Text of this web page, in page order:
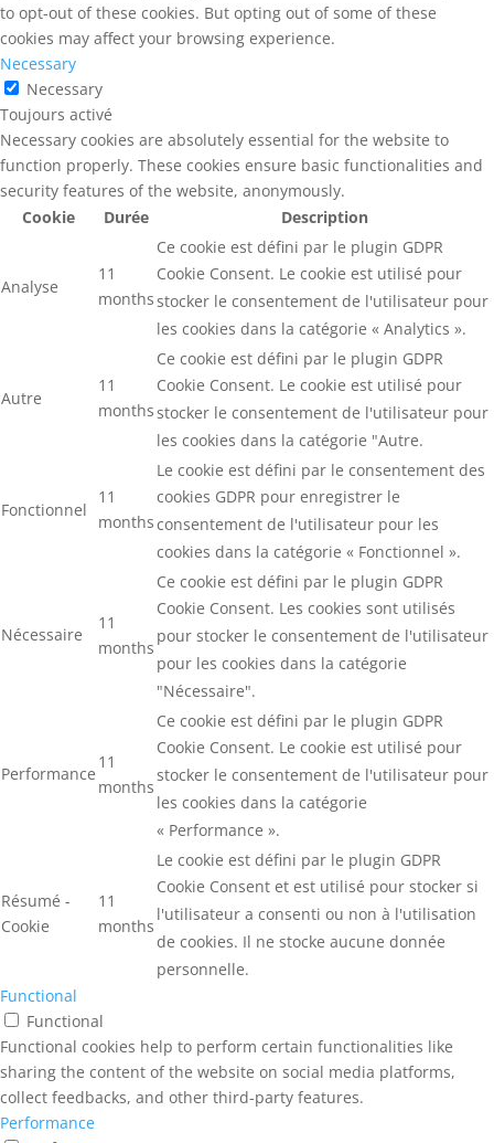
to opt-out of these cookies. But opting out of some of these
cookies may affect your browsing experience.
Necessary
Necessary
Toujours activé
Necessary cookies are absolutely essential for the website to
function properly. These cookies ensure basic functionalities and
security features of the website, anonymously.
Cookie
Durée Description
Analyse
11
months
Ce cookie est défini par le plugin GDPR
Cookie Consent. Le cookie est utilisé pour
stocker le consentement de l'utilisateur pour
les cookies dans la catégorie « Analytics ».
Autre
11
months
Ce cookie est défini par le plugin GDPR
Cookie Consent. Le cookie est utilisé pour
stocker le consentement de l'utilisateur pour
les cookies dans la catégorie "Autre.
Fonctionnel
11
months
Le cookie est défini par le consentement des
cookies GDPR pour enregistrer le
consentement de l'utilisateur pour les
cookies dans la catégorie « Fonctionnel ».
Nécessaire
11
months
Ce cookie est défini par le plugin GDPR
Cookie Consent. Les cookies sont utilisés
pour stocker le consentement de l'utilisateur
pour les cookies dans la catégorie
"Nécessaire".
Performance
11
months
Ce cookie est défini par le plugin GDPR
Cookie Consent. Le cookie est utilisé pour
stocker le consentement de l'utilisateur pour
les cookies dans la catégorie
« Performance ».
Résumé -
Cookie
11
months
Le cookie est défini par le plugin GDPR
Cookie Consent et est utilisé pour stocker si
l'utilisateur a consenti ou non à l'utilisation
de cookies. Il ne stocke aucune donnée
personnelle.
Functional
Functional
Functional cookies help to perform certain functionalities like
sharing the content of the website on social media platforms,
collect feedbacks, and other third-party features.
Performance